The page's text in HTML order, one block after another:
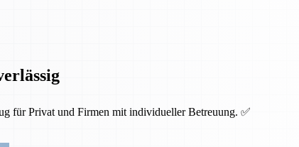
für Privat und Firmen mit individueller Betreuung. ✅